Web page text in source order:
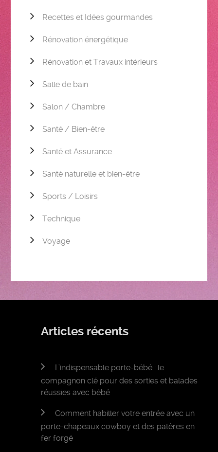
Recettes et Idées gourmandes
Rénovation énergétique
Rénovation et Travaux intérieurs
Salle de bain
Salon / Chambre
Santé / Bien-être
Santé et Assurance
Santé naturelle et bien-être
Sports / Loisirs
Technique
Voyage
Articles récents
L’indispensable porte-bébé : le
compagnon clé pour des sorties et balades
réussies avec bébé
Comment habiller votre entrée avec un
porte-chapeaux cowboy et des patères en
fer forgé